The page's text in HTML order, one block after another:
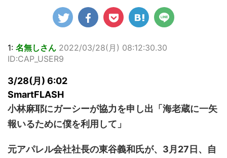
ンだ」 熊本地震直後の日本の対... / に
ゅーすなう！ まとめアンテナ
21:56)
RSS
しました。 黒っぽ
いビキニを着用し
り、大人っぽい表
情を見せる姿で
す。 あらわになっ
った腹筋など、美
しいボディがとて
ね。 2枚目はモノ
クロショット ...
トが掲載されてお
り、ボディライン
クシーニット姿の
カットから、笑顔
容となっている。
http://www.rbbto
da ...
日生まれの16歳。
今年2月に同誌の表
も再登場した。
1: 名無しさん 2022/03/28(月) 08:12:30.30
ID:CAP_USER9
3/28(月) 6:02
SmartFLASH
小林麻耶にガーシーが協力を申し出「海老蔵に一矢
報いるために僕を利用して」
元アパレル会社社長の東谷義和氏が、3月27日、自